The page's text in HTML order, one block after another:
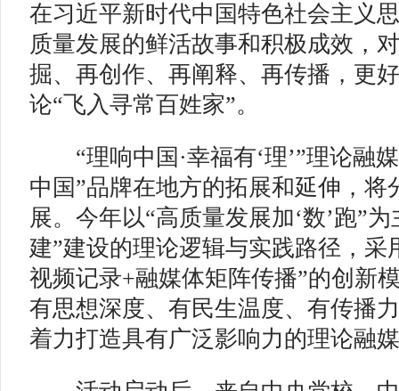
在习近平新时代中国特色社会主义
质量发展的鲜活故事和积极成效，
掘、再创作、再阐释、再传播，更
论“飞入寻常百姓家”。
“理响中国·幸福有‘理’”理论融
中国”品牌在地方的拓展和延伸，将
展。今年以“高质量发展加‘数’跑”
建”建设的理论逻辑与实践路径，采
视频记录+融媒体矩阵传播”的创新
有思想深度、有民生温度、有传播
着力打造具有广泛影响力的理论融